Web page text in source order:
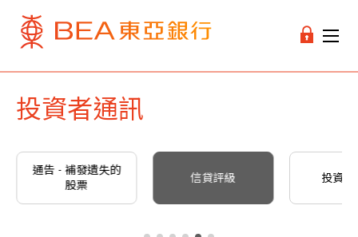
投資者通訊
通告 - 補發遺失的
股票
信貸評級 投資者